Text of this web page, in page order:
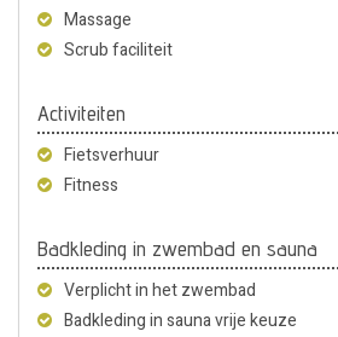
Massage
Scrub faciliteit
Activiteiten
Fietsverhuur
Fitness
Badkleding in zwembad en sauna
Verplicht in het zwembad
Badkleding in sauna vrije keuze